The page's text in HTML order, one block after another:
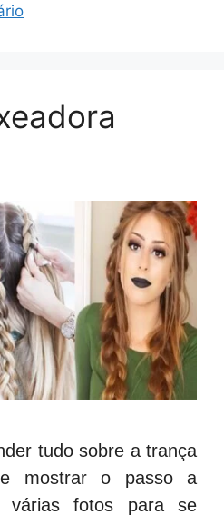
tudo sobre a trança
mostrar o passo a
várias fotos para se